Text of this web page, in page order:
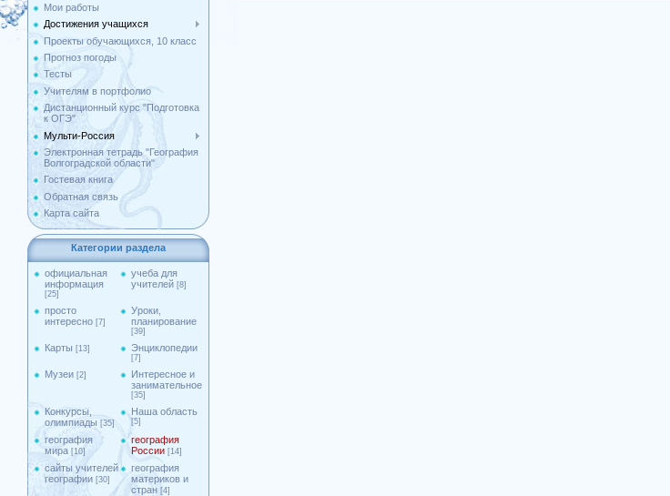
Мои работы
Достижения учащихся
Проекты обучающихся, 10 класс
Прогноз погоды
Тесты
Учителям в портфолио
Дистанционный курс "Подготовка
к ОГЭ"
Мульти-Россия
Электронная тетрадь "География
Волгоградской области"
Гостевая книга
Обратная связь
Карта сайта
Категории раздела
официальная
информация
[25]
учеба для
учителей [8]
просто
интересно [7]
Уроки,
планирование
[39]
Карты [13] Энциклопедии
[7]
Музеи [2]
Интересное и
занимательное
[35]
Конкурсы,
олимпиады [35]
Наша область
[5]
география
мира [10]
география
России [14]
сайты учителей
географии [30]
география
материков и
стран [4]